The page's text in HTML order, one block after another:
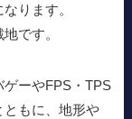
ります。
です。
ーやFPS・TPS
ともに、地形や